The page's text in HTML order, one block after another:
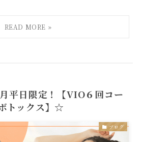
平日限定！【VIO６回コー
トックス】☆
ブログ